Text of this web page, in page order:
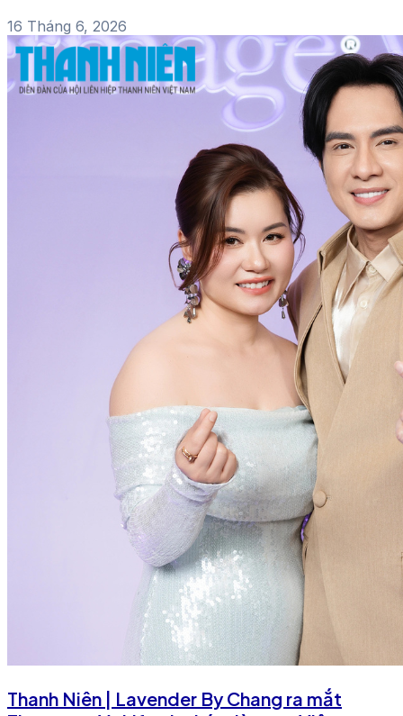
16 Tháng 6, 2026
Thanh Niên | Lavender By Chang ra mắt